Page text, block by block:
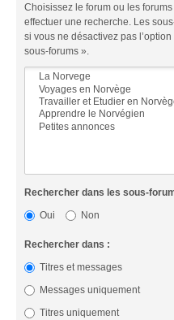
Choisissez le forum ou les
effectuer une recherche. Les
si vous ne désactivez pas
sous-forums ».
Rechercher dans les sous-
Oui
Non
Rechercher dans :
Titres et messages
Messages uniquement
Titres uniquement